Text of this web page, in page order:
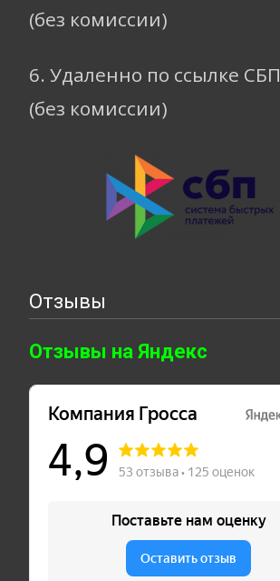
(без комиссии)
6. Удаленно по ссылке СБП
(без комиссии)
Отзывы
Отзывы на Яндекс